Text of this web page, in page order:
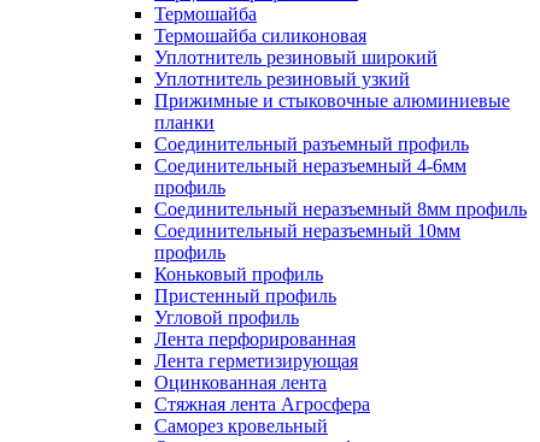
Термошайба
Термошайба силиконовая
Уплотнитель резиновый широкий
Уплотнитель резиновый узкий
Прижимные и стыковочные алюминиевые
планки
Соединительный разъемный профиль
Соединительный неразъемный 4-6мм
профиль
Соединительный неразъемный 8мм профиль
Соединительный неразъемный 10мм
профиль
Коньковый профиль
Пристенный профиль
Угловой профиль
Лента перфорированная
Лента герметизирующая
Оцинкованная лента
Стяжная лента Агросфера
Саморез кровельный